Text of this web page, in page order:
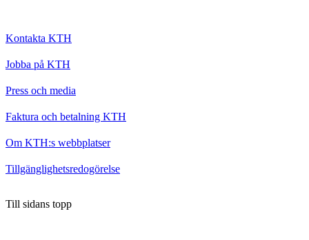
Kontakta KTH
Jobba på KTH
Press och media
Faktura och betalning KTH
Om KTH:s webbplatser
Tillgänglighetsredogörelse
Till sidans topp